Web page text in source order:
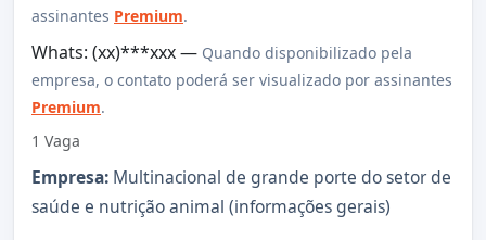
assinantes Premium.
Whats: (xx)***xxx — Quando disponibilizado pela
empresa, o contato poderá ser visualizado por assinantes
Premium.
1 Vaga
Empresa: Multinacional de grande porte do setor de
saúde e nutrição animal (informações gerais)